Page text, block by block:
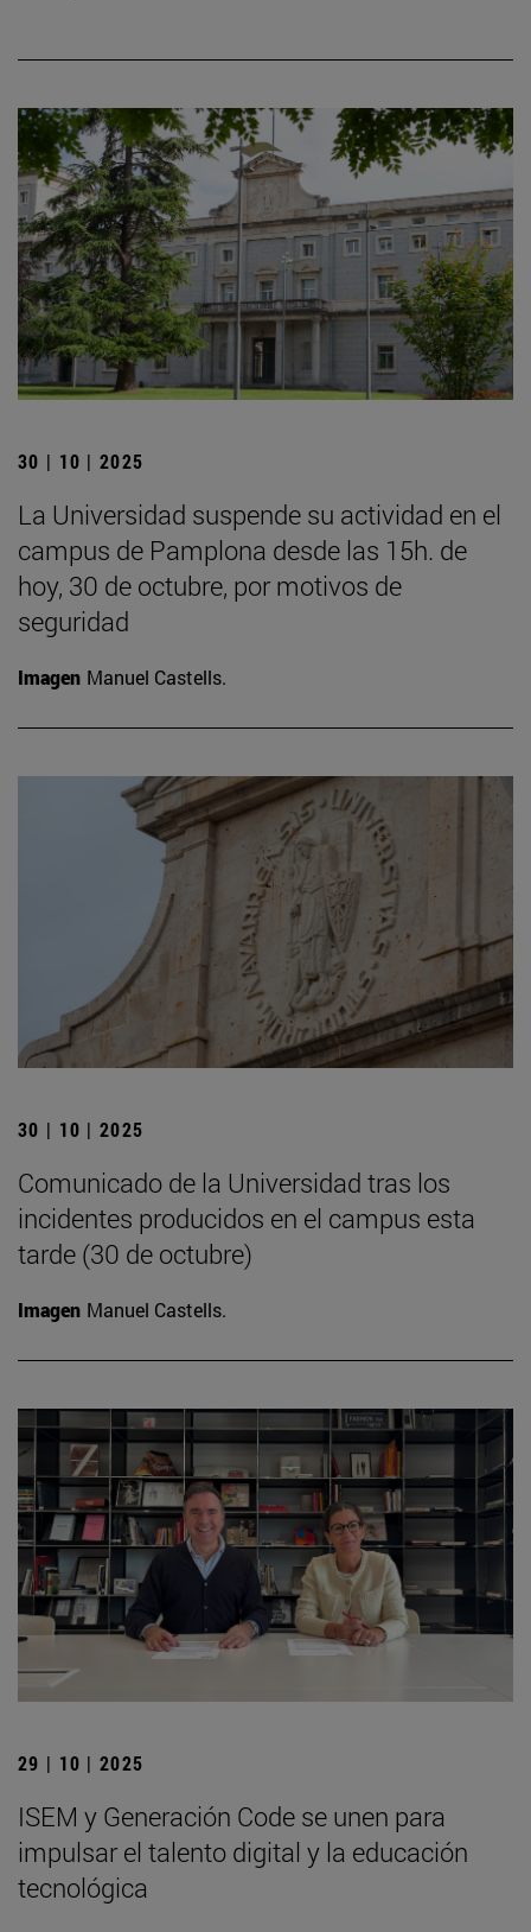
30 | 10 | 2025
La Universidad suspende su actividad en el
campus de Pamplona desde las 15h. de
hoy, 30 de octubre, por motivos de
seguridad
Imagen Manuel Castells.
30 | 10 | 2025
Comunicado de la Universidad tras los
incidentes producidos en el campus esta
tarde (30 de octubre)
Imagen Manuel Castells.
29 | 10 | 2025
ISEM y Generación Code se unen para
impulsar el talento digital y la educación
tecnológica